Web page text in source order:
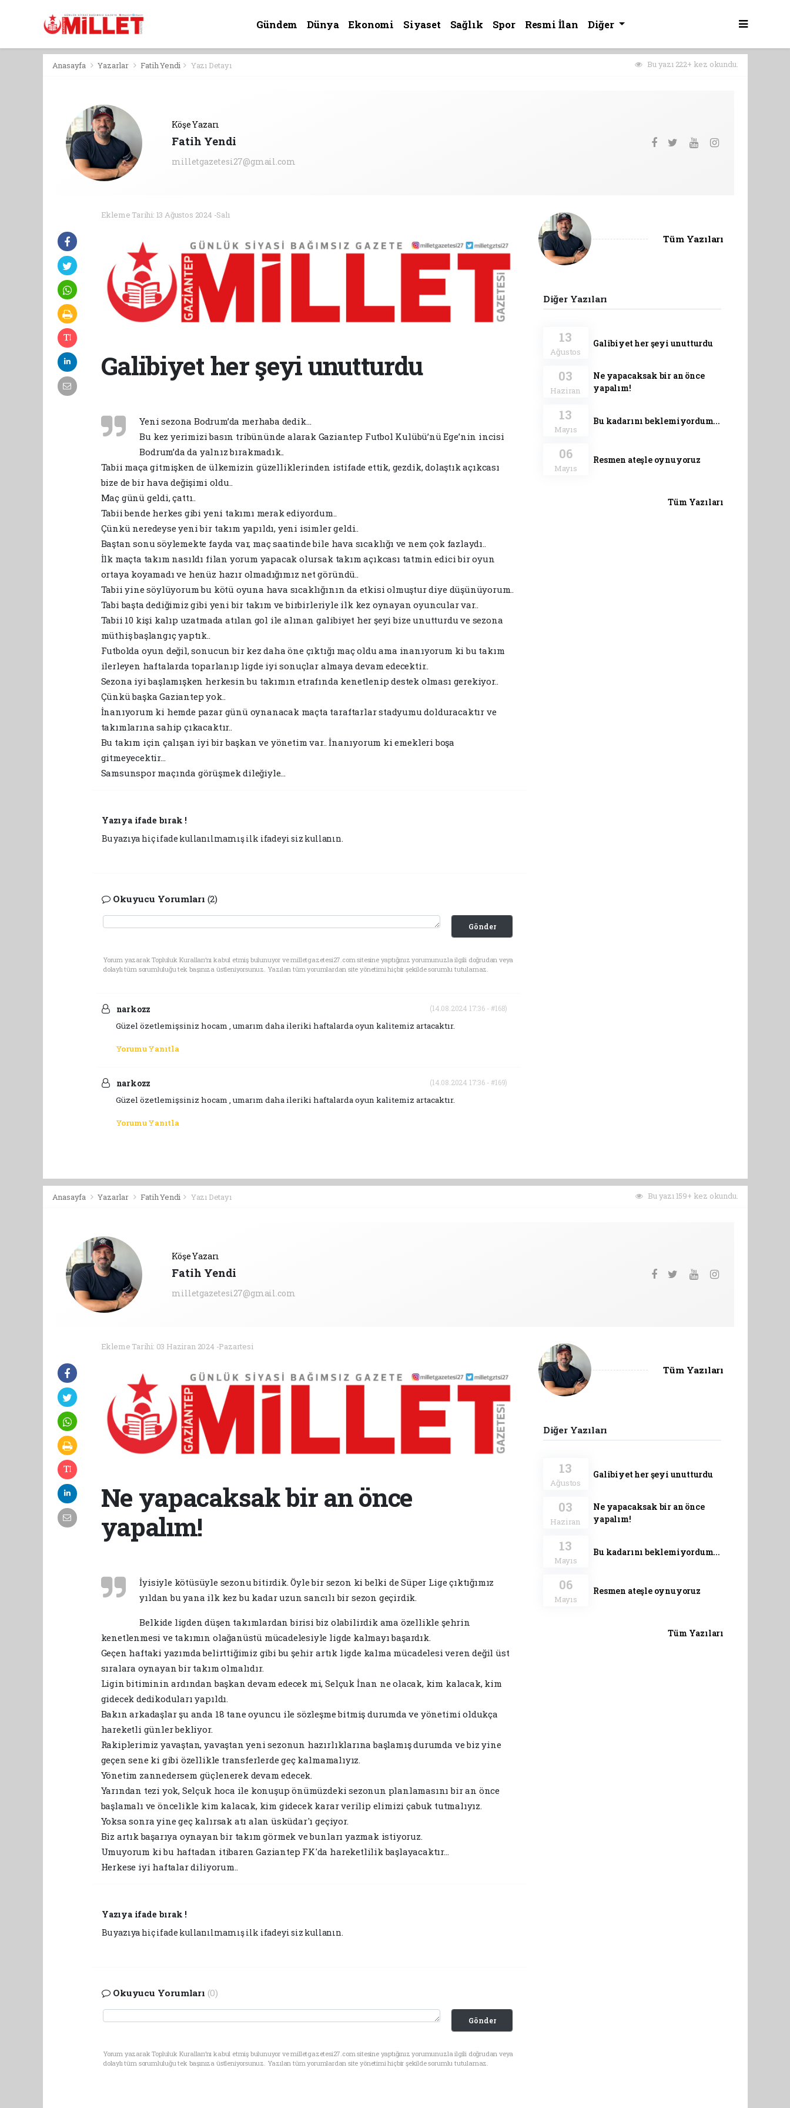
Gündem Dünya Ekonomi Siyaset Sağlık Spor Resmi İlan Diğer
Anasayfa Yazarlar Fatih Yendi Yazı Detayı Bu yazı 222+ kez okundu.
Köşe Yazarı
Fatih Yendi
milletgazetesi27@gmail.com
Ekleme Tarihi: 13 Ağustos 2024 -Salı
Galibiyet her şeyi unutturdu
Yeni sezona Bodrum’da merhaba dedik…
Bu kez yerimizi basın tribününde alarak Gaziantep Futbol Kulübü’nü Ege’nin incisi
Bodrum’da da yalnız bırakmadık..
Tabii maça gitmişken de ülkemizin güzelliklerinden istifade ettik, gezdik, dolaştık açıkcası
bize de bir hava değişimi oldu..
Maç günü geldi, çattı..
Tabii bende herkes gibi yeni takımı merak ediyordum..
Çünkü neredeyse yeni bir takım yapıldı, yeni isimler geldi..
Baştan sonu söylemekte fayda var, maç saatinde bile hava sıcaklığı ve nem çok fazlaydı..
İlk maçta takım nasıldı filan yorum yapacak olursak takım açıkcası tatmin edici bir oyun
ortaya koyamadı ve henüz hazır olmadığımız net göründü..
Tabii yine söylüyorum bu kötü oyuna hava sıcaklığının da etkisi olmuştur diye düşünüyorum..
Tabi başta dediğimiz gibi yeni bir takım ve birbirleriyle ilk kez oynayan oyuncular var..
Tabii 10 kişi kalıp uzatmada atılan gol ile alınan galibiyet her şeyi bize unutturdu ve sezona
müthiş başlangıç yaptık..
Futbolda oyun değil, sonucun bir kez daha öne çıktığı maç oldu ama inanıyorum ki bu takım
ilerleyen haftalarda toparlanıp ligde iyi sonuçlar almaya devam edecektir..
Sezona iyi başlamışken herkesin bu takımın etrafında kenetlenip destek olması gerekiyor..
Çünkü başka Gaziantep yok..
İnanıyorum ki hemde pazar günü oynanacak maçta taraftarlar stadyumu dolduracaktır ve
takımlarına sahip çıkacaktır..
Bu takım için çalışan iyi bir başkan ve yönetim var.. İnanıyorum ki emekleri boşa
gitmeyecektir…
Samsunspor maçında görüşmek dileğiyle…
Yazıya ifade bırak !
Bu yazıya hiç ifade kullanılmamış ilk ifadeyi siz kullanın.
Okuyucu Yorumları (2)
Gönder
Yorum yazarak Topluluk Kuralları’nı kabul etmiş bulunuyor ve milletgazetesi27.com sitesine yaptığınız yorumunuzla ilgili doğrudan veya
dolaylı tüm sorumluluğu tek başınıza üstleniyorsunuz. Yazılan tüm yorumlardan site yönetimi hiçbir şekilde sorumlu tutulamaz.
narkozz (14.08.2024 17:36 - #168)
Güzel özetlemişsiniz hocam , umarım daha ileriki haftalarda oyun kalitemiz artacaktır.
Yorumu Yanıtla
narkozz (14.08.2024 17:36 - #169)
Güzel özetlemişsiniz hocam , umarım daha ileriki haftalarda oyun kalitemiz artacaktır.
Yorumu Yanıtla
Tüm Yazıları
Diğer Yazıları
13
Ağustos
Galibiyet her şeyi unutturdu
03
Haziran
Ne yapacaksak bir an önce
yapalım!
13
Mayıs
Bu kadarını beklemiyordum...
06
Mayıs
Resmen ateşle oynuyoruz
Tüm Yazıları
Anasayfa Yazarlar Fatih Yendi Yazı Detayı Bu yazı 159+ kez okundu.
Köşe Yazarı
Fatih Yendi
milletgazetesi27@gmail.com
Ekleme Tarihi: 03 Haziran 2024 -Pazartesi
Ne yapacaksak bir an önce
yapalım!
İyisiyle kötüsüyle sezonu bitirdik. Öyle bir sezon ki belki de Süper Lige çıktığımız
yıldan bu yana ilk kez bu kadar uzun sancılı bir sezon geçirdik.
Belkide ligden düşen takımlardan birisi biz olabilirdik ama özellikle şehrin
kenetlenmesi ve takımın olağanüstü mücadelesiyle ligde kalmayı başardık.
Geçen haftaki yazımda belirttiğimiz gibi bu şehir artık ligde kalma mücadelesi veren değil üst
sıralara oynayan bir takım olmalıdır.
Ligin bitiminin ardından başkan devam edecek mi, Selçuk İnan ne olacak, kim kalacak, kim
gidecek dedikoduları yapıldı.
Bakın arkadaşlar şu anda 18 tane oyuncu ile sözleşme bitmiş durumda ve yönetimi oldukça
hareketli günler bekliyor.
Rakiplerimiz yavaştan, yavaştan yeni sezonun hazırlıklarına başlamış durumda ve biz yine
geçen sene ki gibi özellikle transferlerde geç kalmamalıyız.
Yönetim zannedersem güçlenerek devam edecek.
Yarından tezi yok, Selçuk hoca ile konuşup önümüzdeki sezonun planlamasını bir an önce
başlamalı ve öncelikle kim kalacak, kim gidecek karar verilip elimizi çabuk tutmalıyız.
Yoksa sonra yine geç kalırsak atı alan üsküdar'ı geçiyor.
Biz artık başarıya oynayan bir takım görmek ve bunları yazmak istiyoruz.
Umuyorum ki bu haftadan itibaren Gaziantep FK'da hareketlilik başlayacaktır...
Herkese iyi haftalar diliyorum..
Yazıya ifade bırak !
Bu yazıya hiç ifade kullanılmamış ilk ifadeyi siz kullanın.
Okuyucu Yorumları (0)
Gönder
Yorum yazarak Topluluk Kuralları’nı kabul etmiş bulunuyor ve milletgazetesi27.com sitesine yaptığınız yorumunuzla ilgili doğrudan veya
dolaylı tüm sorumluluğu tek başınıza üstleniyorsunuz. Yazılan tüm yorumlardan site yönetimi hiçbir şekilde sorumlu tutulamaz.
Tüm Yazıları
Diğer Yazıları
13
Ağustos
Galibiyet her şeyi unutturdu
03
Haziran
Ne yapacaksak bir an önce
yapalım!
13
Mayıs
Bu kadarını beklemiyordum...
06
Mayıs
Resmen ateşle oynuyoruz
Tüm Yazıları